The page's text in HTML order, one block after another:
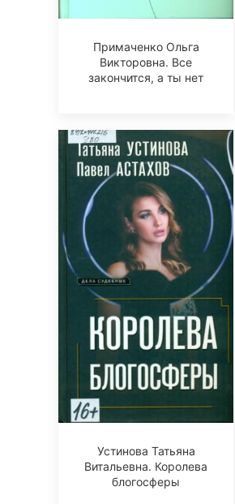
Примаченко Ольга
Викторовна. Все
закончится, а ты нет
Устинова Татьяна
Витальевна. Королева
блогосферы